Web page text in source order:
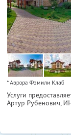
* Аврора Фэмили Клаб
Услуги
Артур Рубенович,